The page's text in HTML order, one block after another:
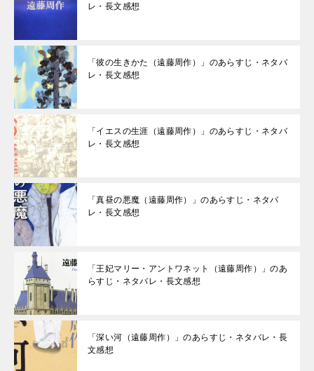
レ・長文感想
「彼の生きかた（遠藤周作）」のあらすじ・ネタバ
レ・長文感想
「イエスの生涯（遠藤周作）」のあらすじ・ネタバ
レ・長文感想
「真昼の悪魔（遠藤周作）」のあらすじ・ネタバ
レ・長文感想
「王妃マリー・アントワネット（遠藤周作）」のあ
らすじ・ネタバレ・長文感想
「深い河（遠藤周作）」のあらすじ・ネタバレ・長
文感想